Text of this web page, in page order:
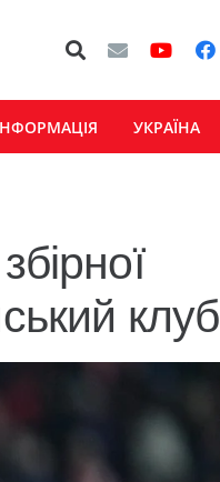
УКРАЇНА
клуб